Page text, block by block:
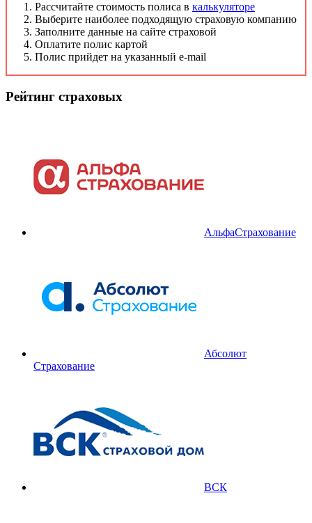
Рассчитайте стоимость полиса в калькуляторе
Выберите наиболее подходящую страховую компанию
Заполните данные на сайте страховой
Оплатите полис картой
Полис прийдет на указанный e-mail
Рейтинг страховых
АльфаСтрахование
Абсолют
Страхование
ВСК